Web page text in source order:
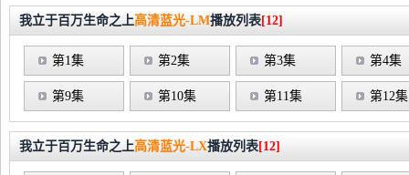
我立于百万生命之上高清蓝光-LM播放列表[12]
第1集 第2集 第3集 第4集
第9集 第10集 第11集 第12集
我立于百万生命之上高清蓝光-LX播放列表[12]